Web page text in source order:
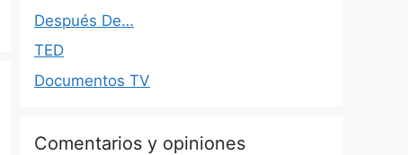
Después De…
TED
Documentos TV
Comentarios y opiniones